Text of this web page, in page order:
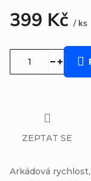
399 Kč / ks
Arkádová
ZEPTAT SE